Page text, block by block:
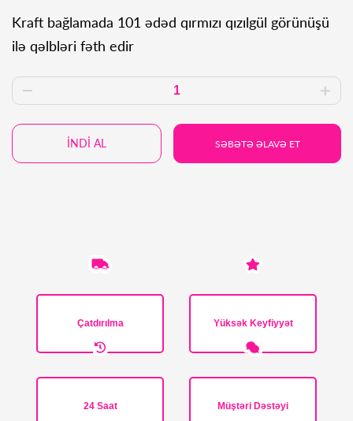
Kraft bağlamada 101 ədəd qırmızı qızılgül görünüşü
ilə qəlbləri fəth edir
İNDİ AL SƏBƏTƏ ƏLAVƏ ET
Çatdırılma Yüksək Keyfiyyət
24 Saat Müştəri Dəstəyi